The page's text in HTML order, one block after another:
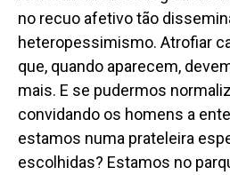
no recuo afetivo tão
heteropessimismo. Atrofiar
que, quando aparecem,
mais. E se pudermos
convidando os homens a
estamos numa prateleira
escolhidas? Estamos no